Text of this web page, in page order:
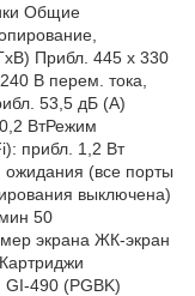
Общие
Прибл. 445 x 330
В перем. тока,
53,5 дБ (А)
ВтРежим
прибл. 1,2 Вт
(все порты
выключена)
50
экрана ЖК-экран
490 (PGBK)